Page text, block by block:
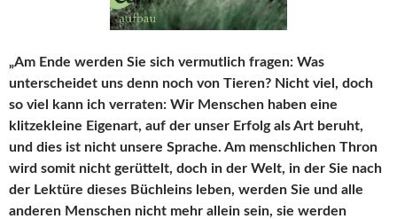
„Am Ende werden Sie sich vermutlich fragen: Was
unterscheidet uns denn noch von Tieren? Nicht viel, doch
so viel kann ich verraten: Wir Menschen haben eine
klitzekleine Eigenart, auf der unser Erfolg als Art beruht,
und dies ist nicht unsere Sprache. Am menschlichen Thron
wird somit nicht gerüttelt, doch in der Welt, in der Sie nach
der Lektüre dieses Büchleins leben, werden Sie und alle
anderen Menschen nicht mehr allein sein, sie werden